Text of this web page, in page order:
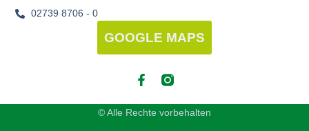
02739 8706 - 0
GOOGLE MAPS
© Alle Rechte vorbehalten